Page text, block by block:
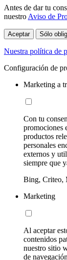
Antes de dar tu
nuestro Aviso de
Aceptar Sólo
Nuestra política de
Configuración de
Marketing a
Con tu
promociones
productos
personales
externos y
siempre que
Bing, Criteo,
Marketing
Al aceptar
contenidos
nuestro sitio
de